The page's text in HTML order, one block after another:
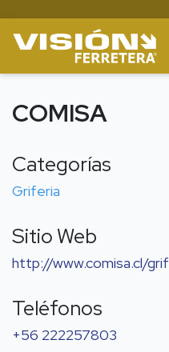
COMISA
Categorías
Griferia
Sitio Web
http://www.comisa.cl/
Teléfonos
+56 222257803